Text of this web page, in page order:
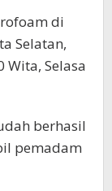
di
Selatan,
Selasa
berhasil
pemadam